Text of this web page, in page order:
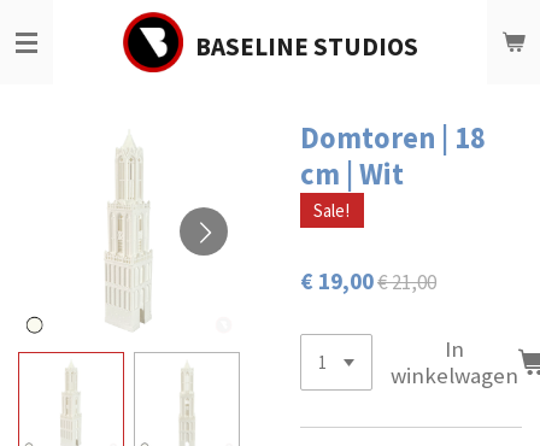
direct
BASELINE STUDIOS
Domtoren | 18
cm | Wit
Sale!
€ 19,00€ 21,00
In
winkelwagen